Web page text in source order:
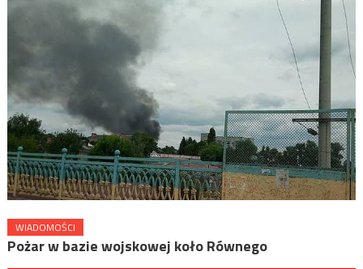
WIADOMOŚCI
Pożar w bazie wojskowej koło Równego